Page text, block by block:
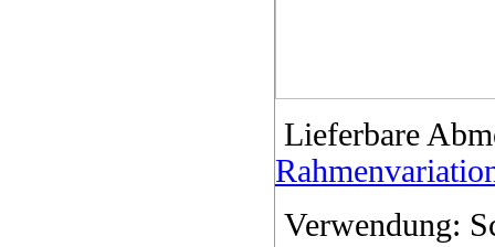
Lieferbare
Verwendung: